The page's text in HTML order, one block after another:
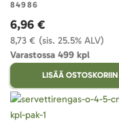
84986
(sis. 25.5% ALV)
8,73 €
6,96 €
Varastossa 499 kpl
LISÄÄ OSTOSKORIIN